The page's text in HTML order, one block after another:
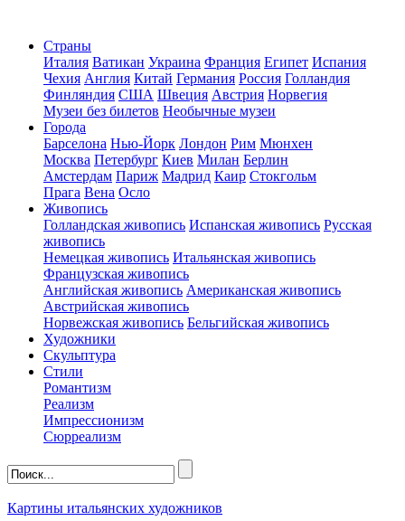
Страны
Италия Ватикан Украина Франция Египет Испания
Чехия Англия Китай Германия Россия Голландия
Финляндия США Швеция Австрия Норвегия
Музеи без билетов Необычные музеи
Города
Барселона Нью-Йорк Лондон Рим Мюнхен
Москва Петербург Киев Милан Берлин
Амстердам Париж Мадрид Каир Стокгольм
Прага Вена Осло
Живопись
Голландская живопись Испанская живопись Русская
живопись
Немецкая живопись Итальянская живопись
Французская живопись
Английская живопись Американская живопись
Австрийская живопись
Норвежская живопись Бельгийская живопись
Художники
Скульптура
Стили
Романтизм
Реализм
Импрессионизм
Сюрреализм
Картины итальянских художников